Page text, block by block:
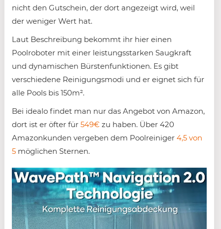
nicht den Gutschein, der dort angezeigt wird, weil
der weniger Wert hat.
Laut Beschreibung bekommt ihr hier einen
Poolroboter mit einer leistungsstarken Saugkraft
und dynamischen Bürstenfunktionen. Es gibt
verschiedene Reinigungsmodi und er eignet sich für
alle Pools bis 150m².
Bei idealo findet man nur das Angebot von Amazon,
dort ist er öfter für 549€ zu haben. Über 420
Amazonkunden vergeben dem Poolreiniger 4,5 von
5 möglichen Sternen.